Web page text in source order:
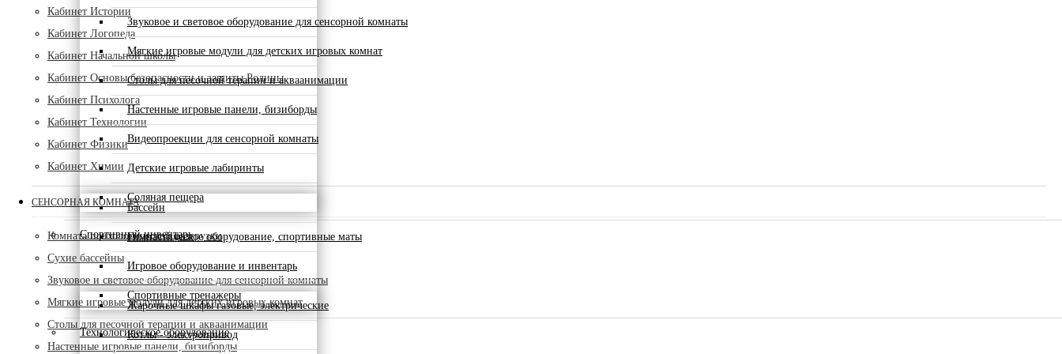
Звуковое и световое оборудование для сенсорной комнаты
Мягкие игровые модули для детских игровых комнат
Столы для песочной терапии и акваанимации
Настенные игровые панели, бизиборды
Видеопроекции для сенсорной комнаты
Детские игровые лабиринты
Соляная пещера
Спортивный инвентарь
Бассейн
Гимнастическое оборудование, спортивные маты
Игровое оборудование и инвентарь
Спортивные тренажеры
Технологическое оборудование
Жарочные шкафы газовые, электрические
Котлы - электропривод
Кабинет Истории
Кабинет Логопеда
Кабинет Начальной школы
Кабинет Основы безопасности и защиты Родины
Кабинет Психолога
Кабинет Технологии
Кабинет Физики
Кабинет Химии
СЕНСОРНАЯ КОМНАТА
Комната психологической разгрузки
Сухие бассейны
Звуковое и световое оборудование для сенсорной комнаты
Мягкие игровые модули для детских игровых комнат
Столы для песочной терапии и акваанимации
Настенные игровые панели, бизиборды